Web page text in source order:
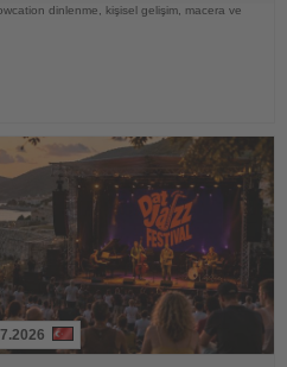
dinlenme, kişisel gelişim, macera ve